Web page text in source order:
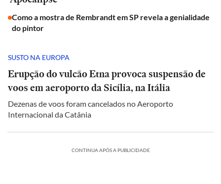
Como a mostra de Rembrandt em SP revela a genialidade
do pintor
SUSTO NA EUROPA
Erupção do vulcão Etna provoca suspensão de
voos em aeroporto da Sicília, na Itália
Dezenas de voos foram cancelados no Aeroporto
Internacional da Catânia
CONTINUA APÓS A PUBLICIDADE